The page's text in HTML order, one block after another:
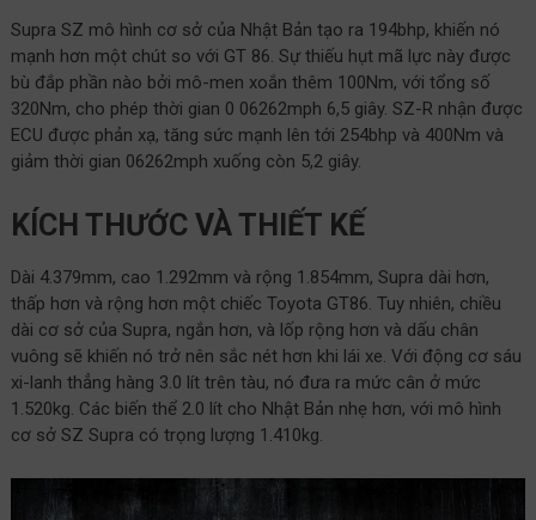
Supra SZ mô hình cơ sở của Nhật Bản tạo ra 194bhp, khiến nó
mạnh hơn một chút so với GT 86. Sự thiếu hụt mã lực này được
bù đắp phần nào bởi mô-men xoắn thêm 100Nm, với tổng số
320Nm, cho phép thời gian 0 06262mph 6,5 giây. SZ-R nhận được
ECU được phản xạ, tăng sức mạnh lên tới 254bhp và 400Nm và
giảm thời gian 06262mph xuống còn 5,2 giây.
KÍCH THƯỚC VÀ THIẾT KẾ
Dài 4.379mm, cao 1.292mm và rộng 1.854mm, Supra dài hơn,
thấp hơn và rộng hơn một chiếc Toyota GT86. Tuy nhiên, chiều
dài cơ sở của Supra, ngắn hơn, và lốp rộng hơn và dấu chân
vuông sẽ khiến nó trở nên sắc nét hơn khi lái xe. Với động cơ sáu
xi-lanh thẳng hàng 3.0 lít trên tàu, nó đưa ra mức cân ở mức
1.520kg. Các biến thể 2.0 lít cho Nhật Bản nhẹ hơn, với mô hình
cơ sở SZ Supra có trọng lượng 1.410kg.